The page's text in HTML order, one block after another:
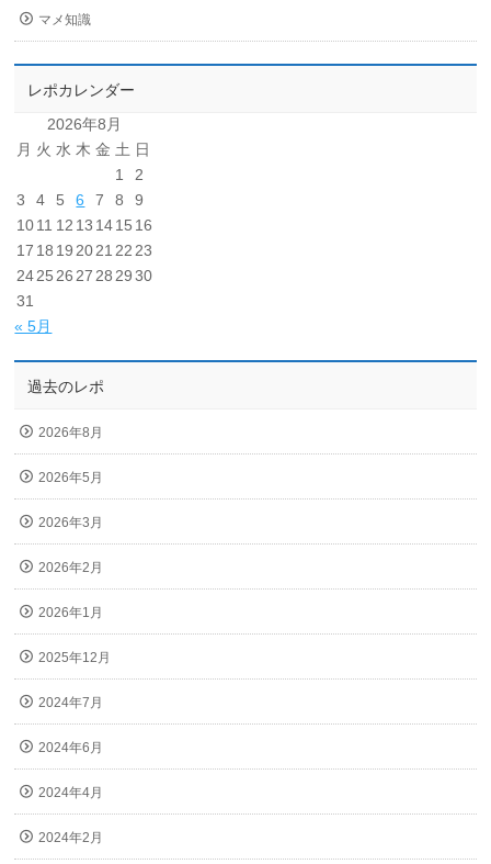
マメ知識
レポカレンダー
2026年8月
月 火 水 木 金 土 日
1
2
3
4 5 6 7 8
9
1011 12 13 1415 16
17 18 19 2021 22 23
2425 26 27 28 29 30
31
« 5月
過去のレポ
2026年8月
2026年5月
2026年3月
2026年2月
2026年1月
2025年12月
2024年7月
2024年6月
2024年4月
2024年2月